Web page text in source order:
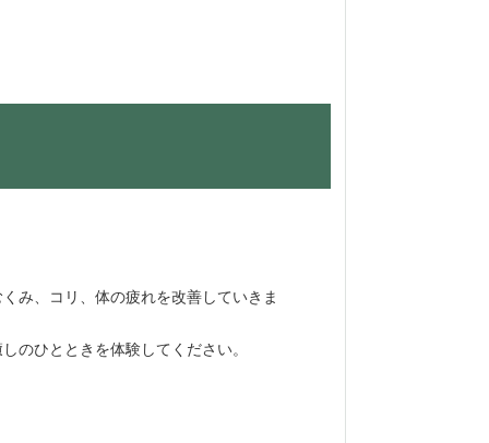
み、コリ、体の疲れを改善していきま
のひとときを体験してください。